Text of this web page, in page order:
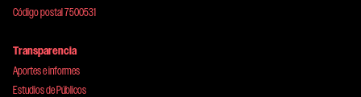
Código postal 7500531
Transparencia
Aportes e informes
Estudios de Públicos